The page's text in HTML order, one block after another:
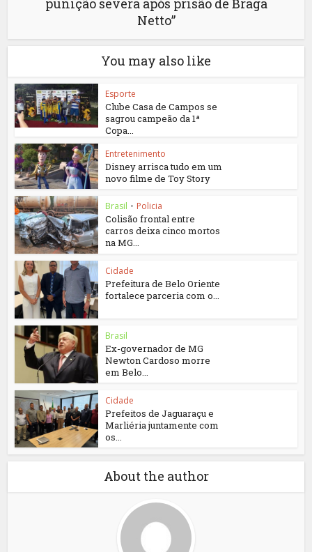
punição severa após prisão de Braga
Netto”
You may also like
Esporte
Clube Casa de Campos se
sagrou campeão da 1ª
Copa...
Entretenimento
Disney arrisca tudo em um
novo filme de Toy Story
Brasil • Policia
Colisão frontal entre
carros deixa cinco mortos
na MG...
Cidade
Prefeitura de Belo Oriente
fortalece parceria com o...
Brasil
Ex-governador de MG
Newton Cardoso morre
em Belo...
Cidade
Prefeitos de Jaguaraçu e
Marliéria juntamente com
os...
About the author